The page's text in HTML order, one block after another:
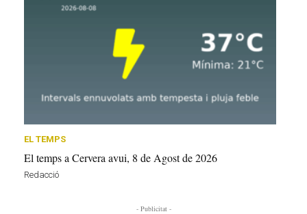
EL TEMPS
El temps a Cervera avui, 8 de Agost de 2026
Redacció
- Publicitat -